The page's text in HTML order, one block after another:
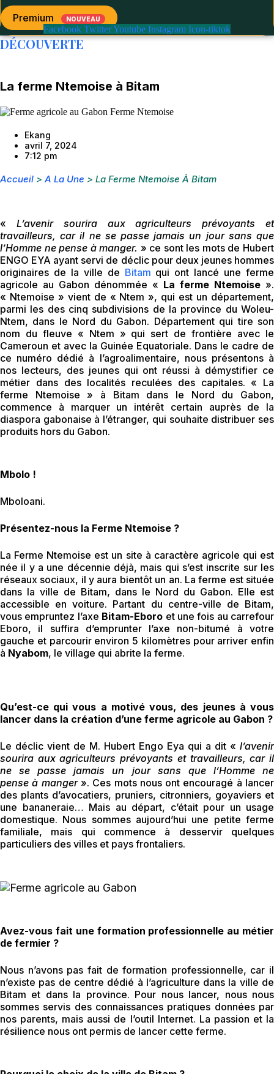
Premium
NOUVEAU
Facebook TwitterYoutube Instagram Icon-tiktok
DÉCOUVERTE
La ferme Ntemoise à Bitam
Ekang
avril 7, 2024
7:12 pm
Accueil > A La Une > La Ferme Ntemoise À Bitam
« L’avenir sourira aux agriculteurs prévoyants et
travailleurs, car il ne se passe jamais un jour sans que
l’Homme ne pense à manger. » ce sont les mots de Hubert
ENGO EYA ayant servi de déclic pour deux jeunes hommes
originaires de la ville de Bitam qui ont lancé une ferme
agricole au Gabon dénommée « La ferme Ntemoise ».
« Ntemoise » vient de « Ntem », qui est un département,
parmi les des cinq subdivisions de la province du Woleu-
Ntem, dans le Nord du Gabon. Département qui tire son
nom du fleuve « Ntem » qui sert de frontière avec le
Cameroun et avec la Guinée Equatoriale. Dans le cadre de
ce numéro dédié à l’agroalimentaire, nous présentons à
nos lecteurs, des jeunes qui ont réussi à démystifier ce
métier dans des localités reculées des capitales. « La
ferme Ntemoise » à Bitam dans le Nord du Gabon,
commence à marquer un intérêt certain auprès de la
diaspora gabonaise à l’étranger, qui souhaite distribuer ses
produits hors du Gabon.
Mbolo !
Mboloani.
Présentez-nous la Ferme Ntemoise ?
La Ferme Ntemoise est un site à caractère agricole qui est
née il y a une décennie déjà, mais qui s’est inscrite sur les
réseaux sociaux, il y aura bientôt un an. La ferme est située
dans la ville de Bitam, dans le Nord du Gabon. Elle est
accessible en voiture. Partant du centre-ville de Bitam,
vous empruntez l’axe Bitam-Eboro et une fois au carrefour
Eboro, il suffira d’emprunter l’axe non-bitumé à votre
gauche et parcourir environ 5 kilomètres pour arriver enfin
à Nyabom, le village qui abrite la ferme.
Qu’est-ce qui vous a motivé vous, des jeunes à vous
lancer dans la création d’une ferme agricole au Gabon ?
Le déclic vient de M. Hubert Engo Eya qui a dit « l’avenir
sourira aux agriculteurs prévoyants et travailleurs, car il
ne se passe jamais un jour sans que l’Homme ne
pense à manger». Ces mots nous ont encouragé à lancer
des plants d’avocatiers, pruniers, citronniers, goyaviers et
une bananeraie… Mais au départ, c’était pour un usage
domestique. Nous sommes aujourd’hui une petite ferme
familiale, mais qui commence à desservir quelques
particuliers des villes et pays frontaliers.
Avez-vous fait une formation professionnelle au métier
de fermier ?
Nous n’avons pas fait de formation professionnelle, car il
n’existe pas de centre dédié à l’agriculture dans la ville de
Bitam et dans la province. Pour nous lancer, nous nous
sommes servis des connaissances pratiques données par
nos parents, mais aussi de l’outil Internet. La passion et la
résilience nous ont permis de lancer cette ferme.